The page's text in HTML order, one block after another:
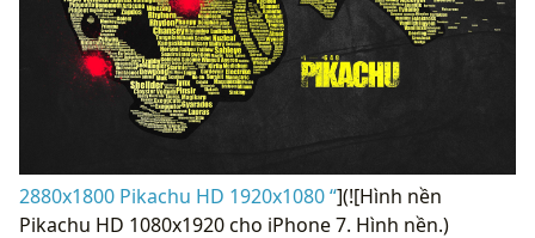
2880x1800 Pikachu HD 1920x1080 “](![Hình nền
Pikachu HD 1080x1920 cho iPhone 7. Hình nền.)